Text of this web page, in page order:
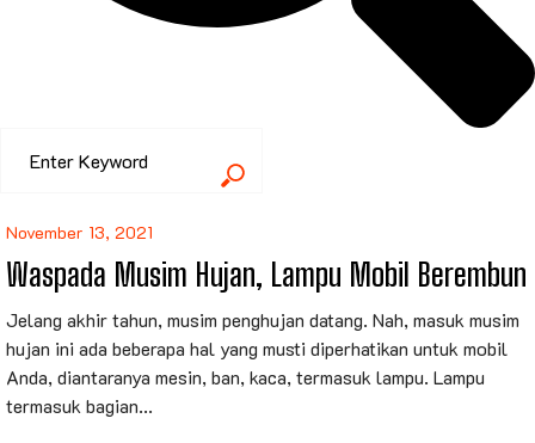
November 13, 2021
Waspada Musim Hujan, Lampu Mobil Berembun
Jelang akhir tahun, musim penghujan datang. Nah, masuk musim
hujan ini ada beberapa hal yang musti diperhatikan untuk mobil
Anda, diantaranya mesin, ban, kaca, termasuk lampu. Lampu
termasuk bagian...